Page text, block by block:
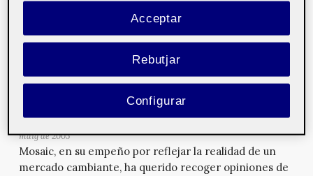
aplicaciones académicas toman el protagonismo en
este nuevo número, en el que se analiza lo existente
hasta el momento y se repasan los puntos a tener en
cuenta para el futuro más inmediato de la educación
audiovisual.
Perfiles profesionales en el mundo multimedia 17 de
maig de 2005
Mosaic, en su empeño por reflejar la realidad de un
mercado cambiante, ha querido recoger opiniones de
Rebutjar
Acceptar
Configurar